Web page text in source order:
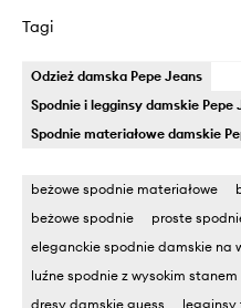
Tagi
Odzież damska Pepe Jeans
Spodnie i legginsy damskie Pepe
Spodnie materiałowe damskie
beżowe spodnie materiałowe
beżowe spodnie
proste
eleganckie spodnie damskie na
luźne spodnie z wysokim stanem
dresy damskie guess
legginsy